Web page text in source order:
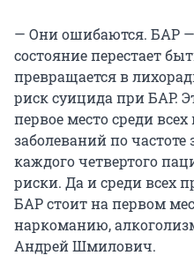
— Они ошибаются. БАР —
состояние перестает
превращается в
риск суицида при БАР.
первое место среди
заболеваний по
каждого четвертого
риски. Да и среди всех
БАР стоит на первом
наркоманию,
Андрей Шмилович.